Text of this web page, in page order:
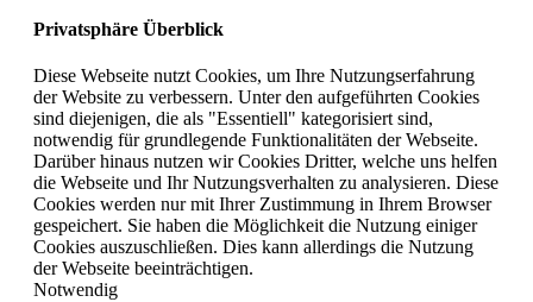
Privatsphäre Überblick
Diese Webseite nutzt Cookies, um Ihre Nutzungserfahrung
der Website zu verbessern. Unter den aufgeführten Cookies
sind diejenigen, die als "Essentiell" kategorisiert sind,
notwendig für grundlegende Funktionalitäten der Webseite.
Darüber hinaus nutzen wir Cookies Dritter, welche uns helfen
die Webseite und Ihr Nutzungsverhalten zu analysieren. Diese
Cookies werden nur mit Ihrer Zustimmung in Ihrem Browser
gespeichert. Sie haben die Möglichkeit die Nutzung einiger
Cookies auszuschließen. Dies kann allerdings die Nutzung
der Webseite beeinträchtigen.
Notwendig